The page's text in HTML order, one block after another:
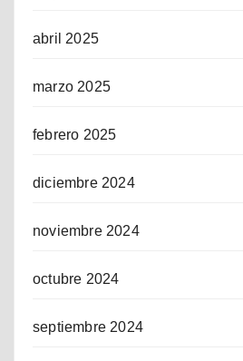
abril 2025
marzo 2025
febrero 2025
diciembre 2024
noviembre 2024
octubre 2024
septiembre 2024